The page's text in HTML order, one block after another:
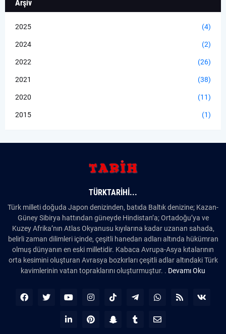
Arşiv
2025 (4)
2024 (2)
2022 (26)
2021 (38)
2020 (11)
2015 (1)
TÜRKTARIHI...
Türk milleti doğuda Japon denizinden, batıda Baltık denizine; Kazan-
Güney Sibirya hattından güneyde Hindistan’a; Ortadoğu’ya ve
Kuzey Afrika’nın Atlas Okyanusu kıyılarına kadar uzanan sahada,
belirli zaman dilimleri içinde, çeşitli hanedan adları altında hükümran
olmuş dünyanın en eski milletidir. Kabaca Avrupa-Asya kıtalarının
orta kesimini oluşturan Avrasya bozkırları çeşitli adlar altındaki Türk
kavimlerinin vatan topraklarını oluşturmuştur. . Devamı Oku